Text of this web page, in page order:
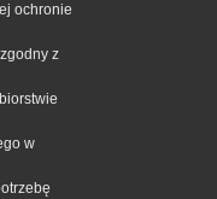
ochronie
z
w